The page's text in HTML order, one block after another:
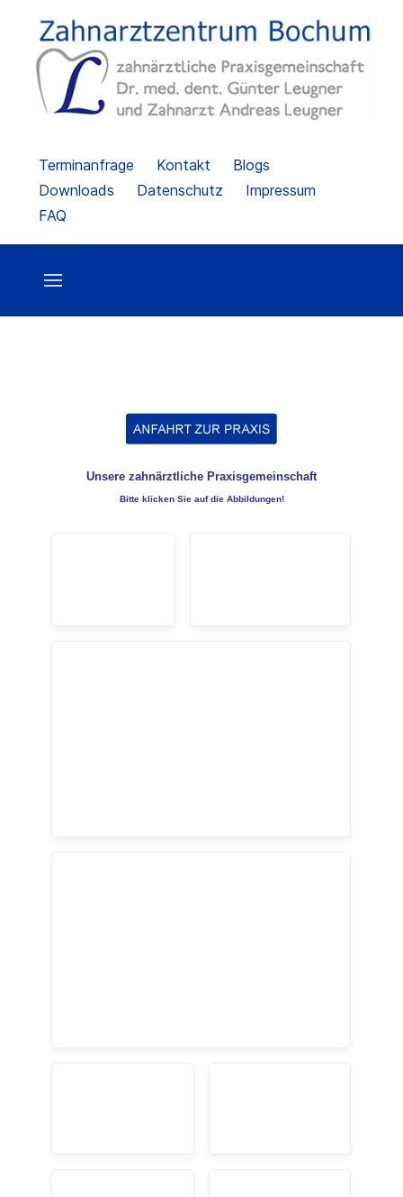
Terminanfrage Kontakt
Blogs
Downloads
Datenschutz
Impressum
FAQ
Unsere zahnärztliche Praxisgemeinschaft
Bitte klicken Sie auf die Abbildungen!